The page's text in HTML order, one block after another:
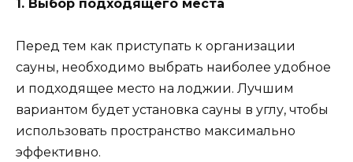
1. Выбор подходящего места
Перед тем как приступать к организации
сауны, необходимо выбрать наиболее удобное
и подходящее место на лоджии. Лучшим
вариантом будет установка сауны в углу, чтобы
использовать пространство максимально
эффективно.